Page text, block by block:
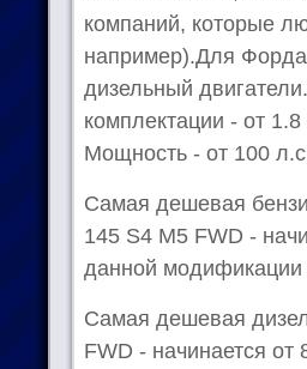
компаний, которые
например).Для Форда
дизельный
комплектации - от
Мощность - от 100
Самая дешевая
145 S4 M5 FWD -
данной
Самая дешевая
FWD - начинается